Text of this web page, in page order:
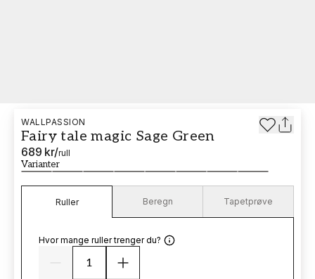
WALLPASSION
Fairy tale magic Sage Green
689 kr/rull
Varianter
Ruller Beregn Tapetprøve
Hvor mange ruller trenger du?